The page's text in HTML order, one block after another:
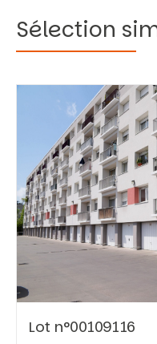
Sélection
Lot n°00109116